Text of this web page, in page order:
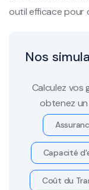
outil efficace pour
Nos
Calculez vos
obtenez
Capacité
Coût du